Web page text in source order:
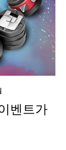
벤트가